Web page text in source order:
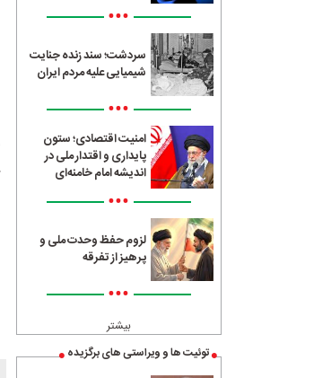
•••
سردشت؛ سند زنده جنایت
شیمیایی علیه مردم ایران
•••
امنیت اقتصادی؛ ستون
پایداری و اقتدار ملی در
اندیشه امام خامنه‌ای
•••
لزوم حفظ وحدت ملی و
پرهیز از تفرقه
•••
بیشتر
توئیت ها و ویراستی های برگزیده